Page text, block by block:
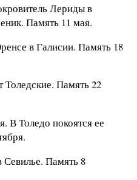
Лериды в
Память 11 мая.
в Галисии. Память 18
Память 22
В Толедо покоятся ее
Севилье. Память 8